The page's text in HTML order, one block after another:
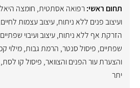
תחום ראשי:רפואה אסתטית, חומצה
ועיצוב פנים ללא ניתוח,עיצוב עצמות לחיים
הזרקת אף ללא ניתוח,עיצוב ועיבוי
שפתיים, פיסול סנטר, הרמת גבות,מילוי
והצערת עור הפנים והצוואר, פיסול קו לסת,
יתר